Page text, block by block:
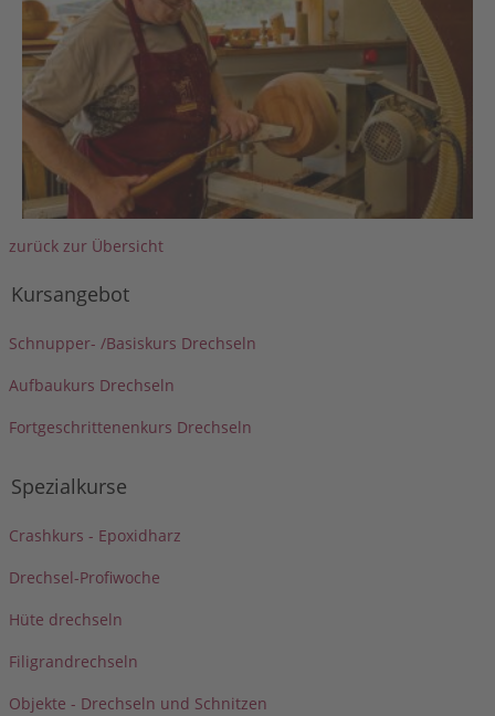
zurück zur Übersicht
Kursangebot
Schnupper- /Basiskurs Drechseln
Aufbaukurs Drechseln
Fortgeschrittenenkurs Drechseln
Spezialkurse
Crashkurs - Epoxidharz
Drechsel-Profiwoche
Hüte drechseln
Filigrandrechseln
Objekte - Drechseln und Schnitzen